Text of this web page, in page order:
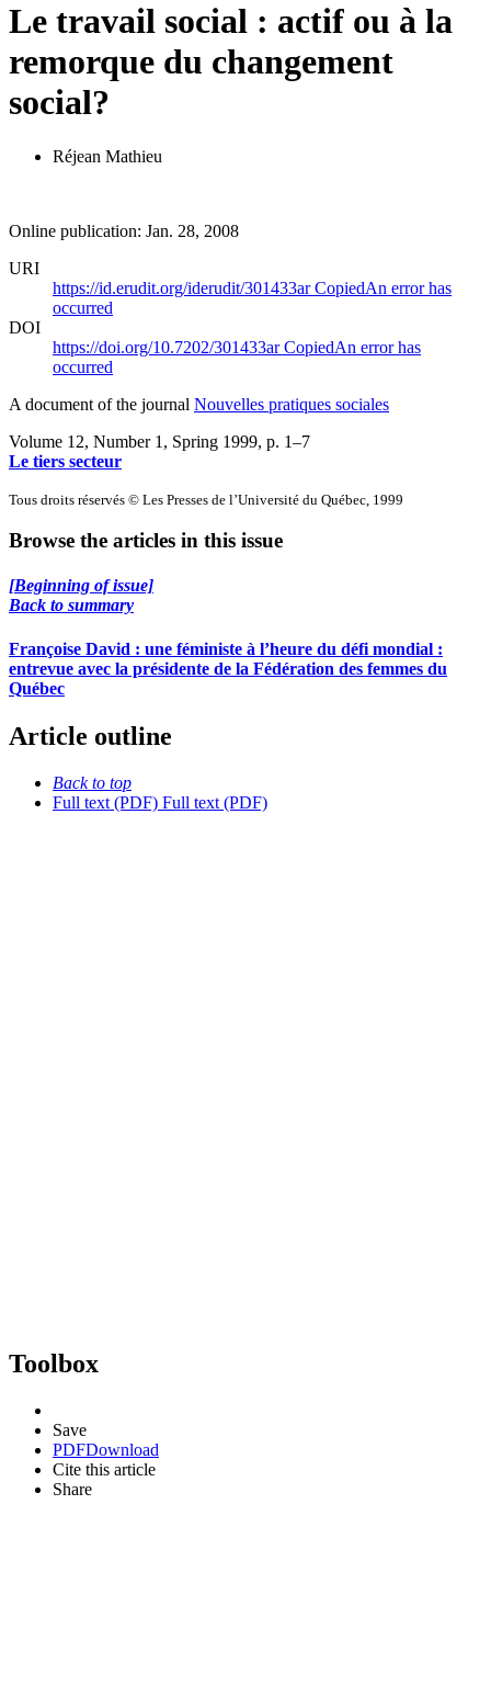
Le travail social : actif ou à la
remorque du changement
social?
Réjean Mathieu
Online publication: Jan. 28, 2008
URI
https://id.erudit.org/iderudit/301433arCopiedAn error has
occurred
DOI
https://doi.org/10.7202/301433arCopiedAn error has
occurred
A document of the journal Nouvelles pratiques sociales
Volume 12, Number 1, Spring 1999, p. 1–7
Le tiers secteur
Tous droits réservés © Les Presses de l’Université du Québec, 1999
Browse the articles in this issue
[Beginning of issue]
Back to summary
Françoise David : une féministe à l’heure du défi mondial :
entrevue avec la présidente de la Fédération des femmes du
Québec
Article outline
Back to top
Full text (PDF) Full text (PDF)
Toolbox
Save
PDFDownload
Cite this article
Share